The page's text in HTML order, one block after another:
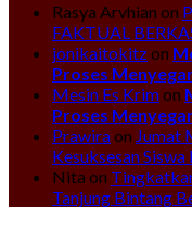
Rasya Arvhian on
FAKTUAL
jonikaitokitzon
Proses
Mesin Es Krimon
Proses
Prawiraon Jumat
Kesuksesan Siswa
Nita on
Tanjung Bintang